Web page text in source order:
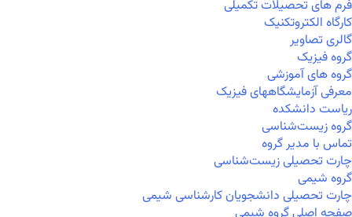
فرم های تحصیلات تکمیلی
کارگاه الکتروتکنیک
گالری تصاویر
گروه فیزیک
گروه های آموزشی
معرفی آزمایشگاههای فیزیک
ریاست دانشکده
گروه زیست‌شناسی
تماس با مدیر گروه
چارت تحصیلی زیست‌شناسی
گروه شیمی
چارت تحصیلی دانشجویان کارشناسی شیمی